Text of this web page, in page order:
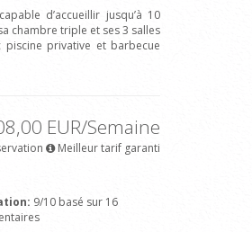
d’accueillir jusqu’à 10
chambre triple et ses 3 salles
piscine privative et barbecue
EUR/Semaine
Meilleur tarif garanti
9/10 basé sur 16